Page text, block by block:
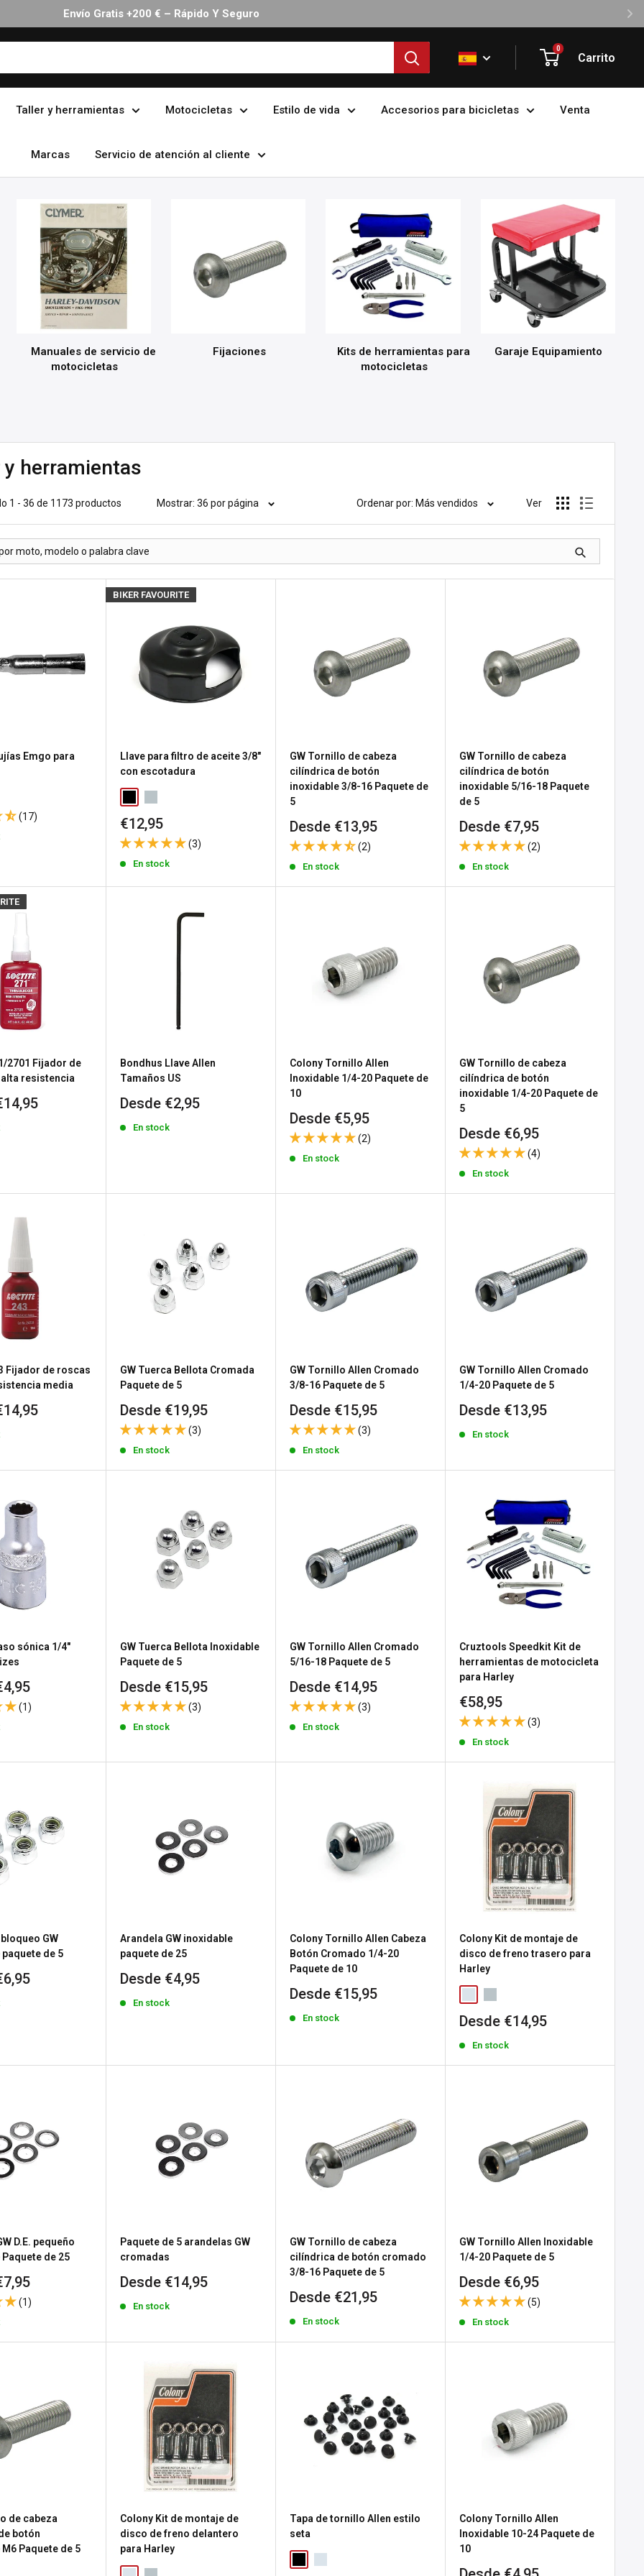
Envío Gratis +200 € – Rápido Y Seguro
0
Carrito
Taller y herramientas Motocicletas Estilo de vida Accesorios para bicicletas Venta
Marcas Servicio de atención al cliente
Manuales de servicio de
motocicletas
Fijaciones
Kits de herramientas para
motocicletas
Garaje Equipamiento
y herramientas
1 - 36 de 1173 productos Mostrar: 36 por página Ordenar por: Más vendidos Ver
Emgo para
(17)
BIKER FAVOURITE
Llave para filtro de aceite 3/8"
con escotadura
Precio
de
venta
€12,95
(3)
En stock
GW Tornillo de cabeza
cilíndrica de botón
inoxidable 3/8-16 Paquete de
5
Precio
de
venta
Desde €13,95
(2)
En stock
GW Tornillo de cabeza
cilíndrica de botón
inoxidable 5/16-18 Paquete
de 5
Precio
de
venta
Desde €7,95
(2)
En stock
2701 Fijador de
resistencia
Bondhus Llave Allen
Tamaños US
Precio
venta
Desde €2,95
En stock
Colony Tornillo Allen
Inoxidable 1/4-20 Paquete de
10
Precio
de
venta
Desde €5,95
(2)
En stock
GW Tornillo de cabeza
cilíndrica de botón
inoxidable 1/4-20 Paquete de
5
Precio
de
venta
Desde €6,95
(4)
En stock
Fijador de roscas
media
GW Tuerca Bellota Cromada
Paquete de 5
Precio
de
venta
Desde €19,95
(3)
En stock
GW Tornillo Allen Cromado
3/8-16 Paquete de 5
Precio
de
venta
Desde €15,95
(3)
En stock
GW Tornillo Allen Cromado
1/4-20 Paquete de 5
Precio
venta
Desde €13,95
En stock
sónica 1/4"
(1)
GW Tuerca Bellota Inoxidable
Paquete de 5
Precio
de
venta
Desde €15,95
(3)
En stock
GW Tornillo Allen Cromado
5/16-18 Paquete de 5
Precio
de
venta
Desde €14,95
(3)
En stock
Cruztools Speedkit Kit de
herramientas de motocicleta
para Harley
Precio
de
venta
€58,95
(3)
En stock
GW
de 5
Arandela GW inoxidable
paquete de 25
Precio
venta
Desde €4,95
En stock
Colony Tornillo Allen Cabeza
Botón Cromado 1/4-20
Paquete de 10
Precio
venta
Desde €15,95
En stock
Colony Kit de montaje de
disco de freno trasero para
Harley
Precio
venta
Desde €14,95
En stock
D.E. pequeño
de 25
(1)
Paquete de 5 arandelas GW
cromadas
Precio
venta
Desde €14,95
En stock
GW Tornillo de cabeza
cilíndrica de botón cromado
3/8-16 Paquete de 5
Precio
venta
Desde €21,95
En stock
GW Tornillo Allen Inoxidable
1/4-20 Paquete de 5
Precio
de
venta
Desde €6,95
(5)
En stock
de cabeza
botón
Paquete de 5
Colony Kit de montaje de
disco de freno delantero
para Harley
Tapa de tornillo Allen estilo
seta
Colony Tornillo Allen
Inoxidable 10-24 Paquete de
10